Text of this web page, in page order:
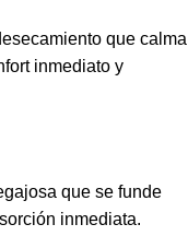
que calma
inmediato y
que se funde
inmediata.